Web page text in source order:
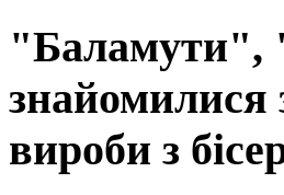
"Баламути",
знайомилися
вироби з